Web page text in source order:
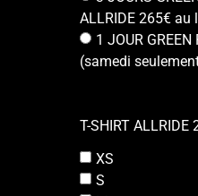
ALLRIDE 265€ au
1 JOUR
(samedi
T-SHIRT
XS
S